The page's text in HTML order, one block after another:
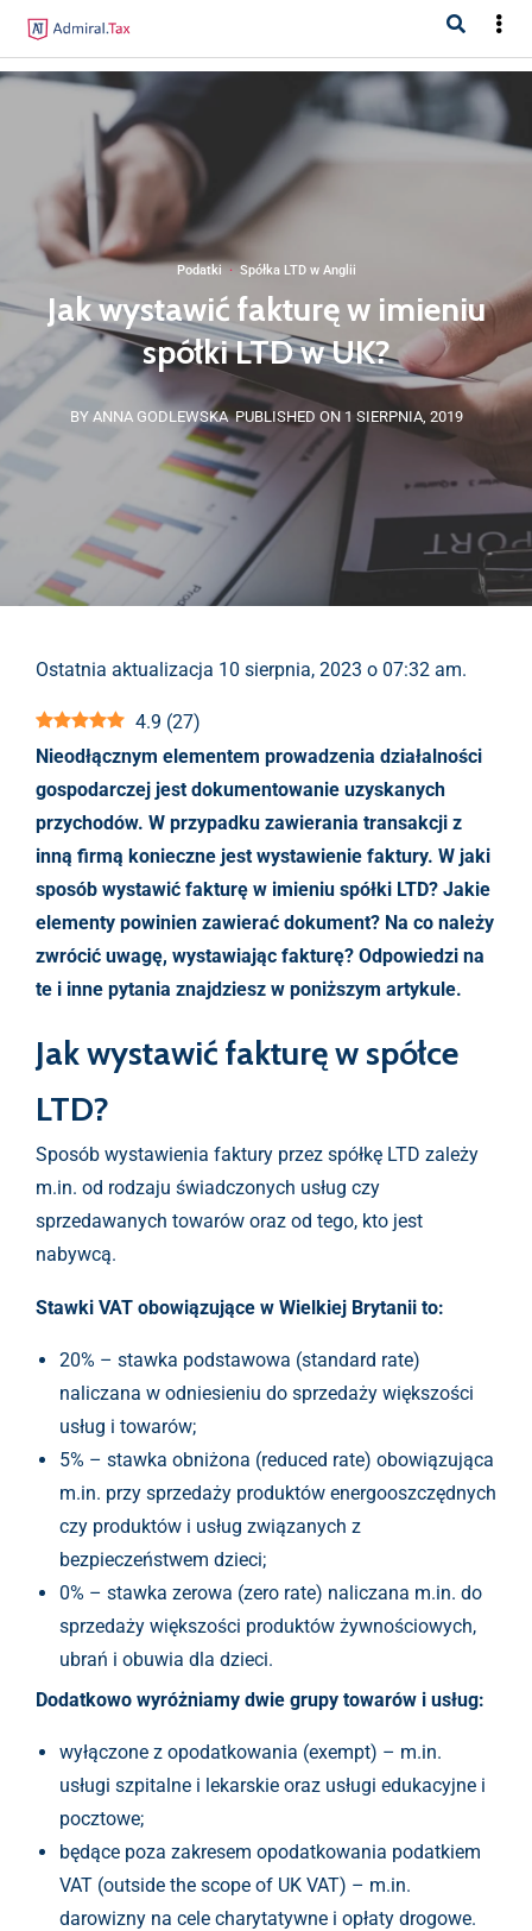
Podatki·Spółka LTD w Anglii
Jak wystawić fakturę w imieniu
spółki LTD w UK?
BY ANNA GODLEWSKA PUBLISHED ON 1 SIERPNIA, 2019
Ostatnia aktualizacja 10 sierpnia, 2023 o 07:32 am.
4.9 (27)
Nieodłącznym elementem prowadzenia działalności
gospodarczej jest dokumentowanie uzyskanych
przychodów. W przypadku zawierania transakcji z
inną firmą konieczne jest wystawienie faktury. W jaki
sposób wystawić fakturę w imieniu spółki LTD? Jakie
elementy powinien zawierać dokument? Na co należy
zwrócić uwagę, wystawiając fakturę? Odpowiedzi na
te i inne pytania znajdziesz w poniższym artykule.
Jak wystawić fakturę w spółce
LTD?
Sposób wystawienia faktury przez spółkę LTD zależy
m.in. od rodzaju świadczonych usług czy
sprzedawanych towarów oraz od tego, kto jest
nabywcą.
Stawki VAT obowiązujące w Wielkiej Brytanii to:
20% – stawka podstawowa (standard rate)
naliczana w odniesieniu do sprzedaży większości
usług i towarów;
5% – stawka obniżona (reduced rate) obowiązująca
m.in. przy sprzedaży produktów energooszczędnych
czy produktów i usług związanych z
bezpieczeństwem dzieci;
0% – stawka zerowa (zero rate) naliczana m.in. do
sprzedaży większości produktów żywnościowych,
ubrań i obuwia dla dzieci.
Dodatkowo wyróżniamy dwie grupy towarów i usług:
wyłączone z opodatkowania (exempt) – m.in.
usługi szpitalne i lekarskie oraz usługi edukacyjne i
pocztowe;
będące poza zakresem opodatkowania podatkiem
VAT (outside the scope of UK VAT) – m.in.
darowizny na cele charytatywne i opłaty drogowe.